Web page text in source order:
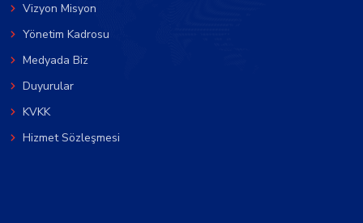
Vizyon Misyon
Yönetim Kadrosu
Medyada Biz
Duyurular
KVKK
Hizmet Sözleşmesi